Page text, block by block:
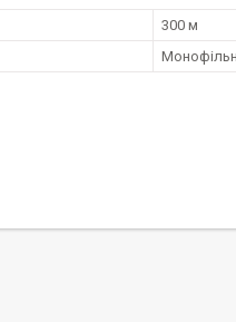
300 м